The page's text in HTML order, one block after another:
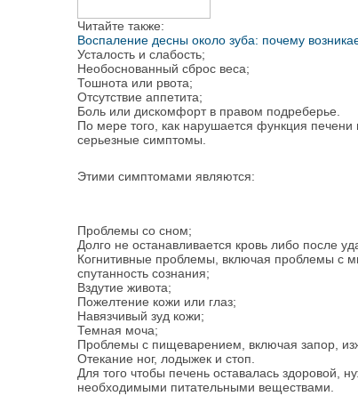
Читайте также:
Воспаление десны около зуба: почему
Усталость и слабость;
Необоснованный сброс веса;
Тошнота или рвота;
Отсутствие аппетита;
Боль или дискомфорт в правом подреберье.
По мере того, как нарушается функция
серьезные симптомы.
Этими симптомами являются:
Проблемы со сном;
Долго не останавливается кровь либо после
Когнитивные проблемы, включая проблемы с
спутанность сознания;
Вздутие живота;
Пожелтение кожи или глаз;
Навязчивый зуд кожи;
Темная моча;
Проблемы с пищеварением, включая запор,
Отекание ног, лодыжек и стоп.
Для того чтобы печень оставалась здоровой,
необходимыми питательными веществами.